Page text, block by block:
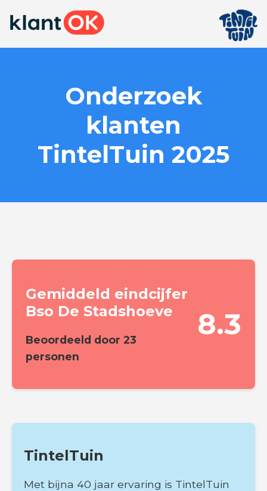
Onderzoek
klanten
TintelTuin 2025
Gemiddeld eindcijfer
Bso De Stadshoeve
Beoordeeld door 23
personen
8.3
TintelTuin
Met bijna 40 jaar ervaring is TintelTuin